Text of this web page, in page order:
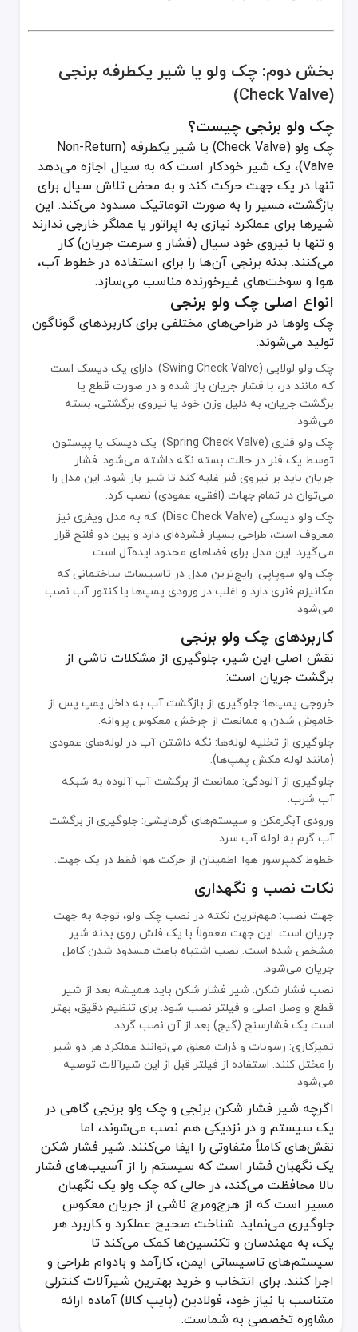
بخش دوم: چک ولو یا شیر یکطرفه برنجی
(Check Valve)
چک ولو برنجی چیست؟
چک ولو (Check Valve) یا شیر یکطرفه (Non-Return
Valve)، یک شیر خودکار است که به سیال اجازه می‌دهد
تنها در یک جهت حرکت کند و به محض تلاش سیال برای
بازگشت، مسیر را به صورت اتوماتیک مسدود می‌کند. این
شیرها برای عملکرد نیازی به اپراتور یا عملگر خارجی ندارند
و تنها با نیروی خود سیال (فشار و سرعت جریان) کار
می‌کنند. بدنه برنجی آن‌ها را برای استفاده در خطوط آب،
هوا و سوخت‌های غیرخورنده مناسب می‌سازد.
انواع اصلی چک ولو برنجی
چک ولوها در طراحی‌های مختلفی برای کاربردهای گوناگون
تولید می‌شوند:
چک ولو لولایی (Swing Check Valve): دارای یک دیسک است
که مانند در، با فشار جریان باز شده و در صورت قطع یا
برگشت جریان، به دلیل وزن خود یا نیروی برگشتی، بسته
می‌شود.
چک ولو فنری (Spring Check Valve): یک دیسک یا پیستون
توسط یک فنر در حالت بسته نگه داشته می‌شود. فشار
جریان باید بر نیروی فنر غلبه کند تا شیر باز شود. این مدل را
می‌توان در تمام جهات (افقی، عمودی) نصب کرد.
چک ولو دیسکی (Disc Check Valve): که به مدل ویفری نیز
معروف است، طراحی بسیار فشرده‌ای دارد و بین دو فلنج قرار
می‌گیرد. این مدل برای فضاهای محدود ایده‌آل است.
چک ولو سوپاپی: رایج‌ترین مدل در تاسیسات ساختمانی که
مکانیزم فنری دارد و اغلب در ورودی پمپ‌ها یا کنتور آب نصب
می‌شود.
کاربردهای چک ولو برنجی
نقش اصلی این شیر، جلوگیری از مشکلات ناشی از
برگشت جریان است:
خروجی پمپ‌ها: جلوگیری از بازگشت آب به داخل پمپ پس از
خاموش شدن و ممانعت از چرخش معکوس پروانه.
جلوگیری از تخلیه لوله‌ها: نگه داشتن آب در لوله‌های عمودی
(مانند لوله مکش پمپ‌ها).
جلوگیری از آلودگی: ممانعت از برگشت آب آلوده به شبکه
آب شرب.
ورودی آبگرمکن و سیستم‌های گرمایشی: جلوگیری از برگشت
آب گرم به لوله آب سرد.
خطوط کمپرسور هوا: اطمینان از حرکت هوا فقط در یک جهت.
نکات نصب و نگهداری
جهت نصب: مهم‌ترین نکته در نصب چک ولو، توجه به جهت
جریان است. این جهت معمولاً با یک فلش روی بدنه شیر
مشخص شده است. نصب اشتباه باعث مسدود شدن کامل
جریان می‌شود.
نصب فشار شکن: شیر فشار شکن باید همیشه بعد از شیر
قطع و وصل اصلی و فیلتر نصب شود. برای تنظیم دقیق، بهتر
است یک فشارسنج (گیج) بعد از آن نصب گردد.
تمیزکاری: رسوبات و ذرات معلق می‌توانند عملکرد هر دو شیر
را مختل کنند. استفاده از فیلتر قبل از این شیرآلات توصیه
می‌شود.
اگرچه شیر فشار شکن برنجی و چک ولو برنجی گاهی در
یک سیستم و در نزدیکی هم نصب می‌شوند، اما
نقش‌های کاملاً متفاوتی را ایفا می‌کنند. شیر فشار شکن
یک نگهبان فشار است که سیستم را از آسیب‌های فشار
بالا محافظت می‌کند، در حالی که چک ولو یک نگهبان
مسیر است که از هرج‌ومرج ناشی از جریان معکوس
جلوگیری می‌نماید. شناخت صحیح عملکرد و کاربرد هر
یک، به مهندسان و تکنسین‌ها کمک می‌کند تا
سیستم‌های تاسیساتی ایمن، کارآمد و بادوام طراحی و
اجرا کنند. برای انتخاب و خرید بهترین شیرآلات کنترلی
متناسب با نیاز خود، فولادین (پایپ کالا) آماده ارائه
مشاوره تخصصی به شماست.